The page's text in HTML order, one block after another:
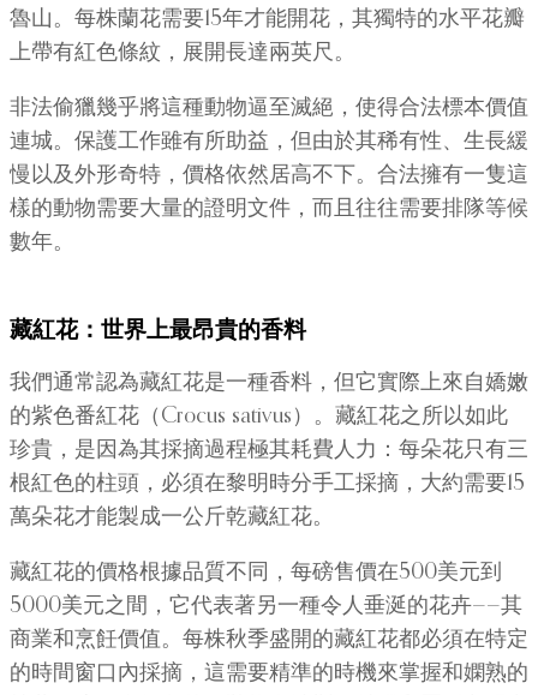
魯山。每株蘭花需要15年才能開花，其獨特的水平花瓣
上帶有紅色條紋，展開長達兩英尺。
非法偷獵幾乎將這種動物逼至滅絕，使得合法標本價值
連城。保護工作雖有所助益，但由於其稀有性、生長緩
慢以及外形奇特，價格依然居高不下。合法擁有一隻這
樣的動物需要大量的證明文件，而且往往需要排隊等候
數年。
藏紅花：世界上最昂貴的香料
我們通常認為藏紅花是一種香料，但它實際上來自嬌嫩
的紫色番紅花（Crocus sativus）。藏紅花之所以如此
珍貴，是因為其採摘過程極其耗費人力：每朵花只有三
根紅色的柱頭，必須在黎明時分手工採摘，大約需要15
萬朵花才能製成一公斤乾藏紅花。
藏紅花的價格根據品質不同，每磅售價在500美元到
5000美元之間，它代表著另一種令人垂涎的花卉——其
商業和烹飪價值。每株秋季盛開的藏紅花都必須在特定
的時間窗口內採摘，這需要精準的時機來掌握和嫻熟的